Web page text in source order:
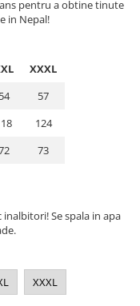
pentru a obtine tinute
in Nepal!
XXXL
54
57
124
73
Se spala in apa
XXXL